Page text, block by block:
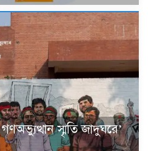
স্মৃতি জাদুঘরে’